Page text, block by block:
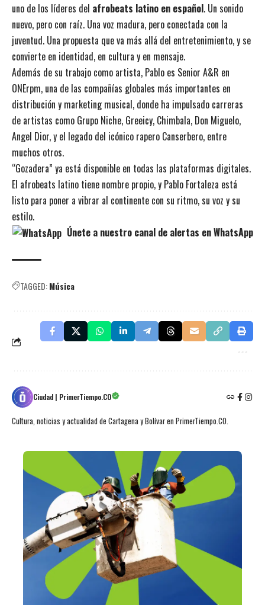
uno de los líderes del afrobeats latino en español. Un sonido
nuevo, pero con raíz. Una voz madura, pero conectada con la
juventud. Una propuesta que va más allá del entretenimiento, y se
convierte en identidad, en cultura y en mensaje.
Además de su trabajo como artista, Pablo es Senior A&R en
ONErpm, una de las compañías globales más importantes en
distribución y marketing musical, donde ha impulsado carreras
de artistas como Grupo Niche, Greeicy, Chimbala, Don Miguelo,
Angel Dior, y el legado del icónico rapero Canserbero, entre
muchos otros.
“Gozadera” ya está disponible en todas las plataformas digitales.
El afrobeats latino tiene nombre propio, y Pablo Fortaleza está
listo para poner a vibrar al continente con su ritmo, su voz y su
estilo.
Únete a nuestro canal de alertas en WhatsApp
TAGGED:Música
Ciudad | PrimerTiempo.CO
Cultura, noticias y actualidad de Cartagena y Bolívar en PrimerTiempo.CO.